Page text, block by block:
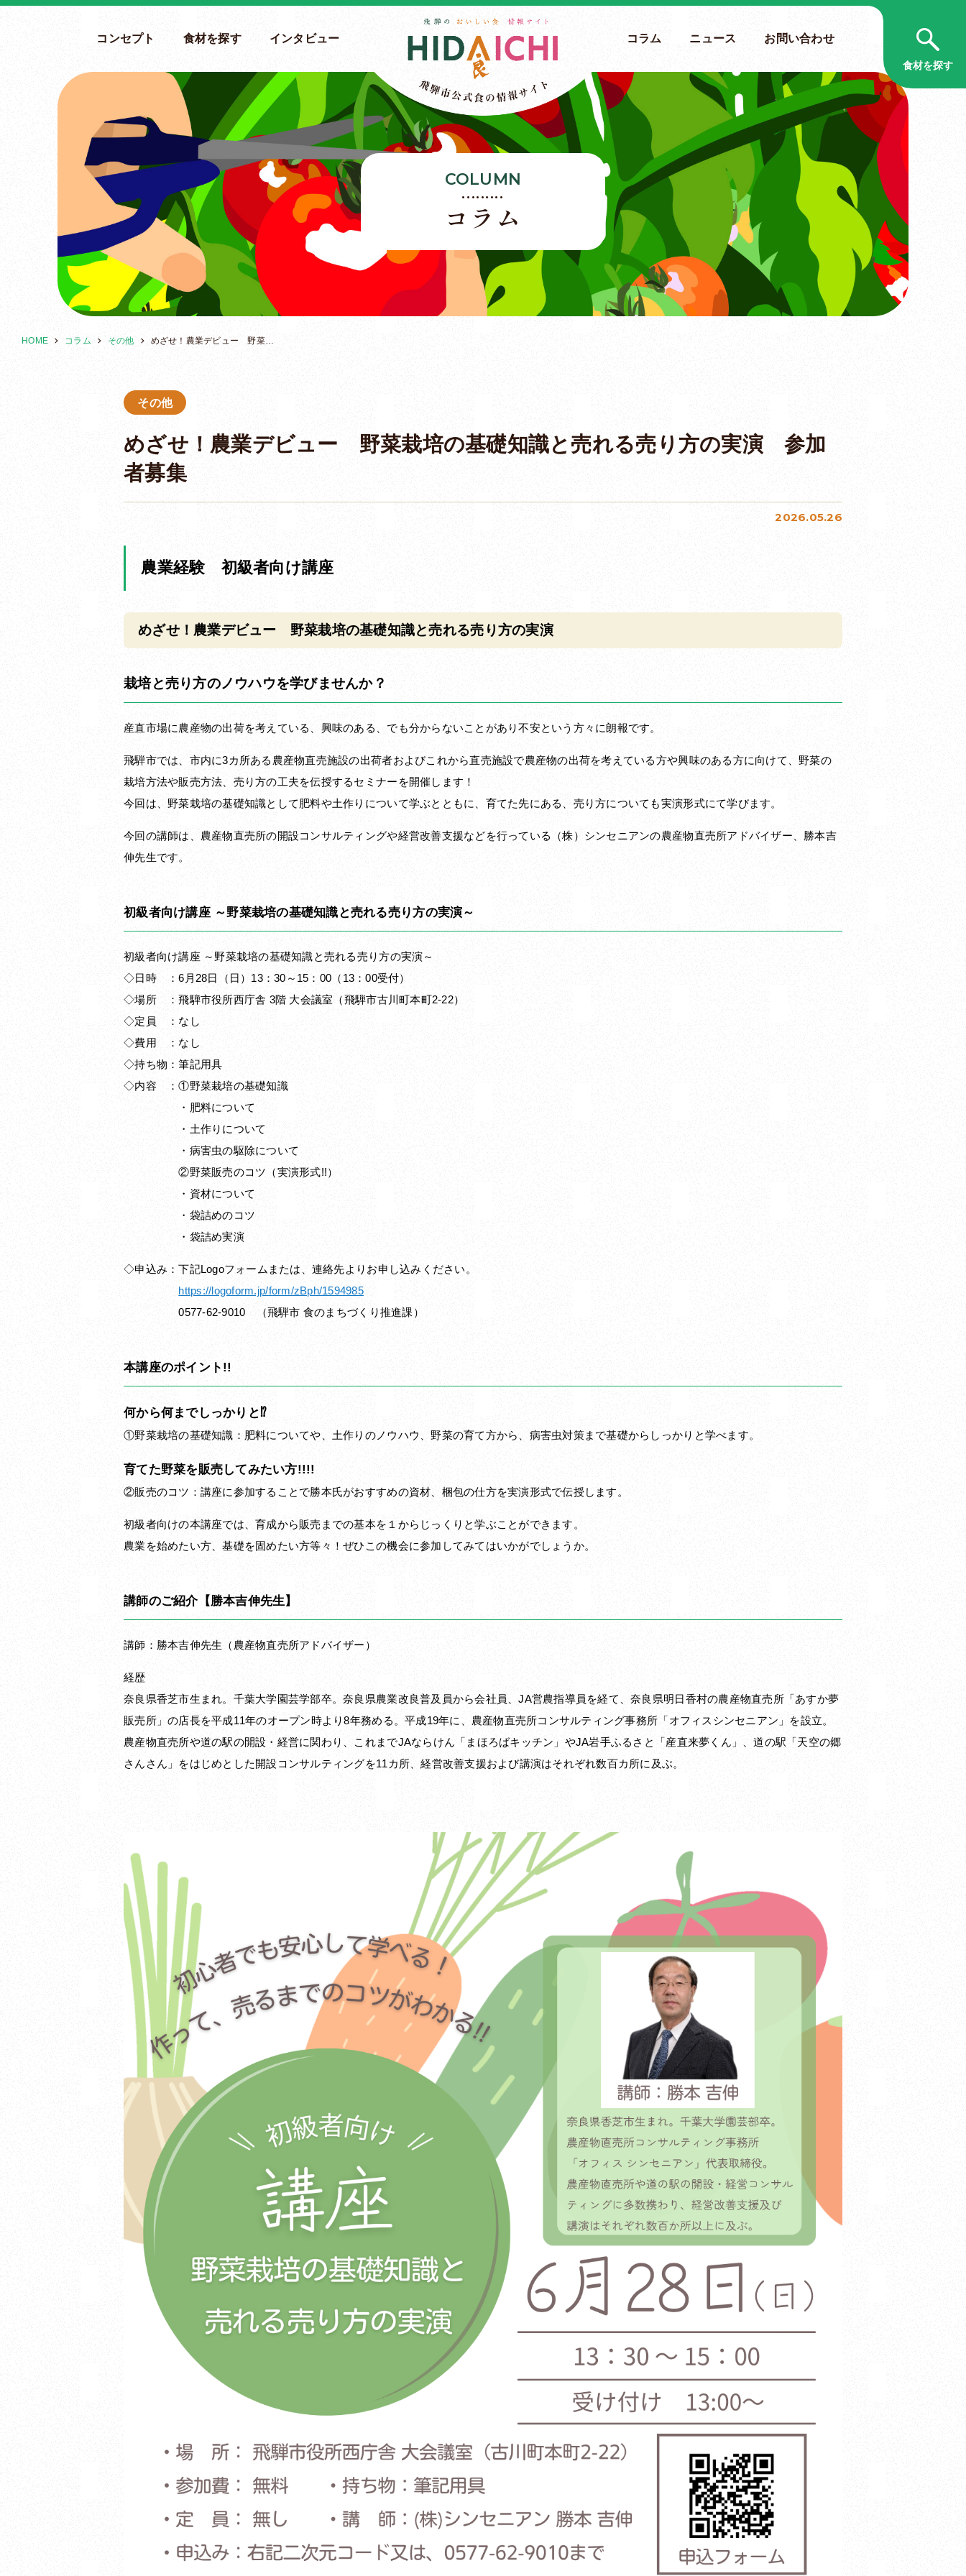
コンセプト 食材を探す インタビュー コラム ニュース お問い合わせ
COLUMN
コラム
HOME コラム その他 めざせ！農業デビュー 野菜栽培の基礎知識と売れる売り方の実演 参加者募集
その他
めざせ！農業デビュー 野菜栽培の基礎知識と売れる売り方の実演 参加
者募集
2026.05.26
農業経験 初級者向け講座
めざせ！農業デビュー 野菜栽培の基礎知識と売れる売り方の実演
栽培と売り方のノウハウを学びませんか？
産直市場に農産物の出荷を考えている、興味のある、でも分からないことがあり不安という方々に朗報です。
飛騨市では、市内に3カ所ある農産物直売施設の出荷者およびこれから直売施設で農産物の出荷を考えている方や興味のある方に向けて、野菜の
栽培方法や販売方法、売り方の工夫を伝授するセミナーを開催します！
今回は、野菜栽培の基礎知識として肥料や土作りについて学ぶとともに、育てた先にある、売り方についても実演形式にて学びます。
今回の講師は、 農産物直売所の開設コンサルティングや経営改善支援などを行っている（株）シンセニアンの農産物直売所アドバイザー、勝本吉
伸先生です。
初級者向け講座 ～野菜栽培の基礎知識と売れる売り方の実演～
初級者向け講座 ～野菜栽培の基礎知識と売れる売り方の実演～
◇日時 ：6月28日（日）13：30～15：00（13：00受付）
◇場所 ：飛騨市役所西庁舎 3階 大会議室（飛騨市古川町本町2-22）
◇定員 ：なし
◇費用 ：なし
◇持ち物：筆記用具
◇内容 ：①野菜栽培の基礎知識
・肥料について
・土作りについて
・病害虫の駆除について
②野菜販売のコツ（実演形式!!）
・資材について
・袋詰めのコツ
・袋詰め実演
◇申込み：下記Logoフォームまたは、連絡先よりお申し込みください。
https://logoform.jp/form/zBph/1594985
0577-62-9010 （飛騨市 食のまちづくり推進課）
本講座のポイント!!
何から何までしっかりと⁉
①野菜栽培の基礎知識：肥料についてや、土作りのノウハウ、野菜の育て方から、病害虫対策まで基礎からしっかりと学べます。
育てた野菜を販売してみたい方!!!!
②販売のコツ：講座に参加することで勝本氏がおすすめの資材、梱包の仕方を実演形式で伝授します。
初級者向けの本講座では、育成から販売までの基本を１からじっくりと学ぶことができます。
農業を始めたい方、基礎を固めたい方等々！ぜひこの機会に参加してみてはいかがでしょうか。
講師のご紹介【勝本吉伸先生】
講師：勝本吉伸先生（農産物直売所アドバイザー）
経歴
奈良県香芝市生まれ。千葉大学園芸学部卒。奈良県農業改良普及員から会社員、JA営農指導員を経て、奈良県明日香村の農産物直売所「あすか夢
販売所」の店長を平成11年のオープン時より8年務める。平成19年に、農産物直売所コンサルティング事務所「オフィスシンセニアン」を設立。
農産物直売所や道の駅の開設・経営に関わり、これまでJAならけん「まほろばキッチン」やJA岩手ふるさと「産直来夢くん」、道の駅「天空の郷
さんさん」をはじめとした開設コンサルティングを11カ所、経営改善支援および講演はそれぞれ数百カ所に及ぶ。
食材を探す